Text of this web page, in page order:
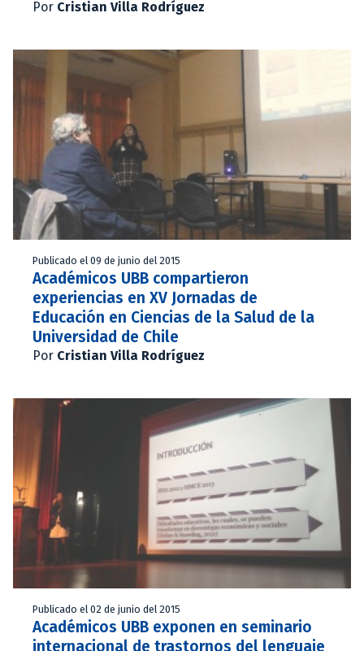
Por Cristian Villa Rodríguez
Publicado el 09 de junio del 2015
Académicos UBB compartieron
experiencias en XV Jornadas de
Educación en Ciencias de la Salud de la
Universidad de Chile
Por Cristian Villa Rodríguez
Publicado el 02 de junio del 2015
Académicos UBB exponen en seminario
internacional de trastornos del lenguaje